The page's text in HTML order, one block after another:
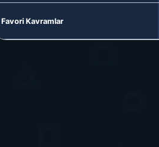
Favori Kavramlar